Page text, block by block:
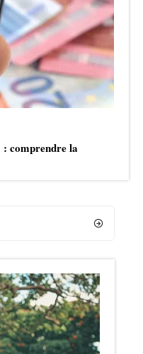
: comprendre la